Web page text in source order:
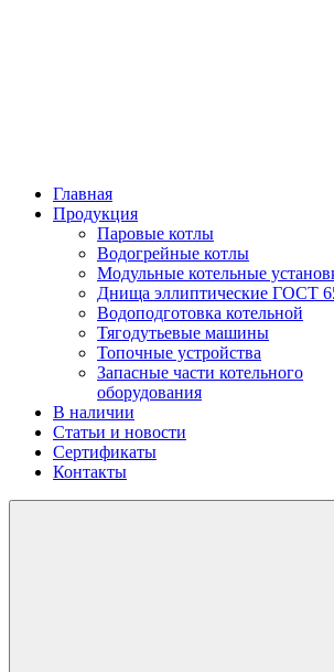
Главная
Продукция
Паровые котлы
Водогрейные котлы
Модульные котельные
Днища эллиптические ГОСТ
Водоподготовка котельной
Тягодутьевые машины
Топочные устройства
Запасные части котельного
оборудования
В наличии
Статьи и новости
Сертификаты
Контакты